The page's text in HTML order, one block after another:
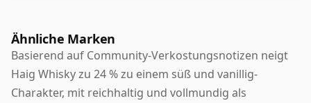
Ähnliche Marken
Basierend auf Community-Verkostungsnotizen neigt
Haig Whisky zu 24 % zu einem süß und vanillig-
Charakter, mit reichhaltig und vollmundig als